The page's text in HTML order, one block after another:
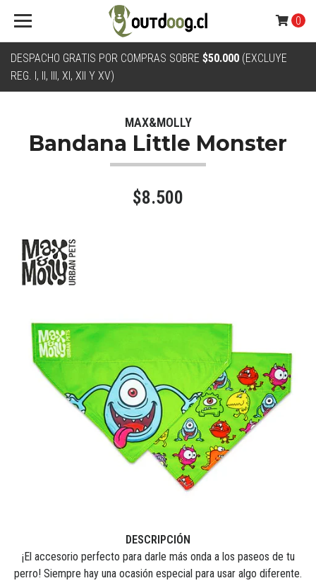
DESPACHO GRATIS POR COMPRAS SOBRE $50.000 (EXCLUYE
REG. I, II, III, XI, XII Y XV)
0
MAX&MOLLY
Bandana Little Monster
$8.500
DESCRIPCIÓN
¡El accesorio perfecto para darle más onda a los paseos de tu
perro! Siempre hay una ocasión especial para usar algo diferente.